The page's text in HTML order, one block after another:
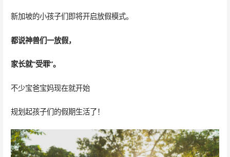
新加坡的小孩子们即将开启放假模式。
都说神兽们一放假，
家长就“受罪”。
不少宝爸宝妈现在就开始
规划起孩子们的假期生活了！